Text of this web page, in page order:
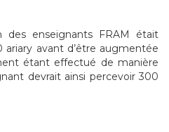
des enseignants FRAM était
avant d’être augmentée
étant effectué de manière
devrait ainsi percevoir 300